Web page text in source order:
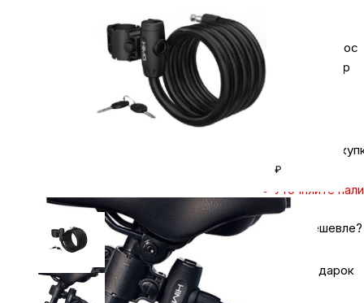
Красота и здоровье
Сумки и чемоданы
Для дома и дачи
Для домашних питомцев
Умный дом и безопасность
Задайте вопрос
в мессенджер
Кешбэк за
₽
Уточняйте
Нашли дешевле?
Хочу в подарок